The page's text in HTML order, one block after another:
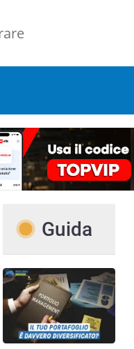
Guida